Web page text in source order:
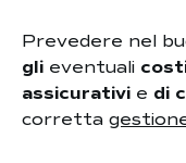
Prevedere nel
gli eventuali
assicurativi e di
corretta